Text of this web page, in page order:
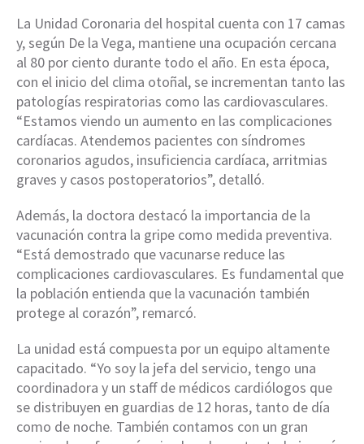
La Unidad Coronaria del hospital cuenta con 17 camas
y, según De la Vega, mantiene una ocupación cercana
al 80 por ciento durante todo el año. En esta época,
con el inicio del clima otoñal, se incrementan tanto las
patologías respiratorias como las cardiovasculares.
“Estamos viendo un aumento en las complicaciones
cardíacas. Atendemos pacientes con síndromes
coronarios agudos, insuficiencia cardíaca, arritmias
graves y casos postoperatorios”, detalló.
Además, la doctora destacó la importancia de la
vacunación contra la gripe como medida preventiva.
“Está demostrado que vacunarse reduce las
complicaciones cardiovasculares. Es fundamental que
la población entienda que la vacunación también
protege al corazón”, remarcó.
La unidad está compuesta por un equipo altamente
capacitado. “Yo soy la jefa del servicio, tengo una
coordinadora y un staff de médicos cardiólogos que
se distribuyen en guardias de 12 horas, tanto de día
como de noche. También contamos con un gran